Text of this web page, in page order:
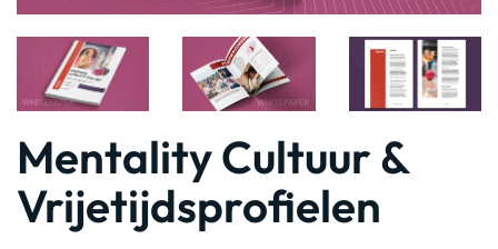
Mentality Cultuur &
Vrijetijdsprofielen